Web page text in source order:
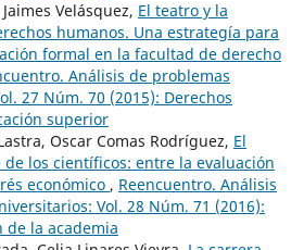
Velásquez, El teatro y la
humanos. Una estrategía para
formal en la facultad de derecho
Análisis de problemas
27 Núm. 70 (2015): Derechos
superior
Oscar Comas Rodríguez, El
los científicos: entre la evaluación
económico , Reencuentro. Análisis
Vol. 28 Núm. 71 (2016):
de la academia